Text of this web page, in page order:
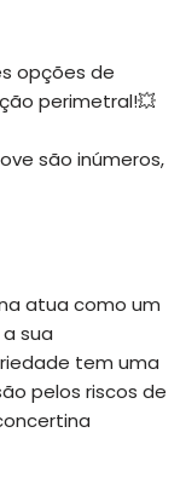
opções de
perimetral!💥
são inúmeros,
atua como um
sua
tem uma
pelos riscos de